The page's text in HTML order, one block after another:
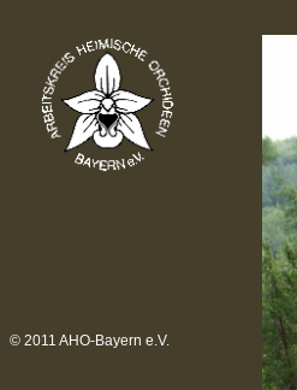
© 2011 AHO-Bayern e.V.